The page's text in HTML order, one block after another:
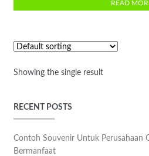
READ
Showing the single result
RECENT POSTS
Contoh Souvenir Untuk Perusahaan
Bermanfaat